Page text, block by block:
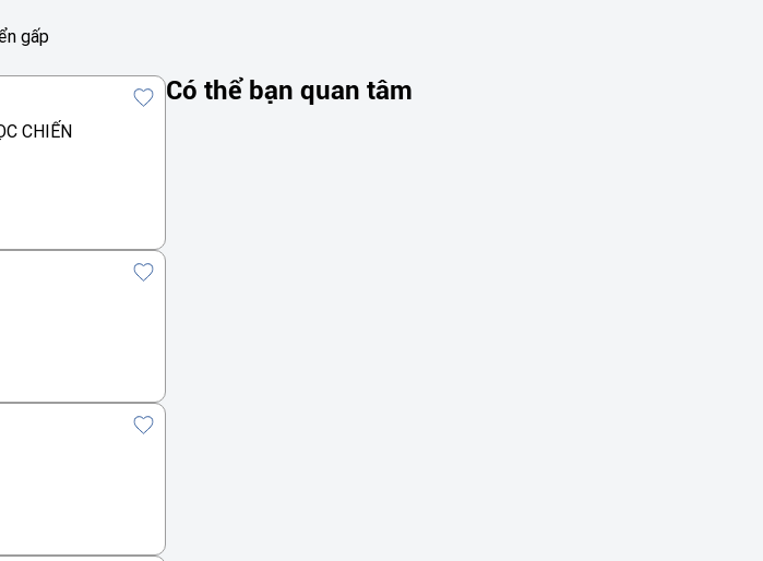
gấp
CHIẾN
Có thể bạn quan tâm